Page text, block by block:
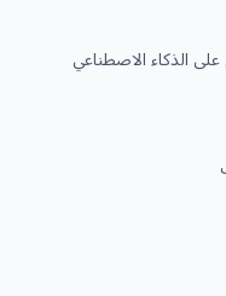
على الذكاء الاصطناعي